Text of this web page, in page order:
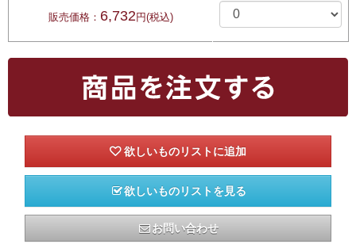
販売価格： 6,732 円(税込)
欲しいものリストを見る
お問い合わせ